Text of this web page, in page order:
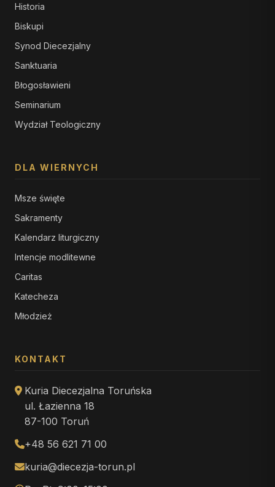
Historia
Biskupi
Synod Diecezjalny
Sanktuaria
Błogosławieni
Seminarium
Wydział Teologiczny
DLA WIERNYCH
Msze święte
Sakramenty
Kalendarz liturgiczny
Intencje modlitewne
Caritas
Katecheza
Młodzież
KONTAKT
Kuria Diecezjalna Toruńska
ul. Łazienna 18
87-100 Toruń
+48 56 621 71 00
kuria@diecezja-torun.pl